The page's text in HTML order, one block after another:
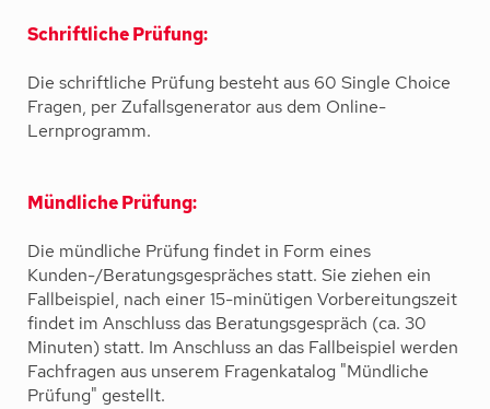
Schriftliche Prüfung:
Die schriftliche Prüfung besteht aus 60 Single Choice
Fragen, per Zufallsgenerator aus dem Online-
Lernprogramm.
Mündliche Prüfung:
Die mündliche Prüfung findet in Form eines
Kunden-/Beratungsgespräches statt. Sie ziehen ein
Fallbeispiel, nach einer 15-minütigen Vorbereitungszeit
findet im Anschluss das Beratungsgespräch (ca. 30
Minuten) statt. Im Anschluss an das Fallbeispiel werden
Fachfragen aus unserem Fragenkatalog "Mündliche
Prüfung" gestellt.